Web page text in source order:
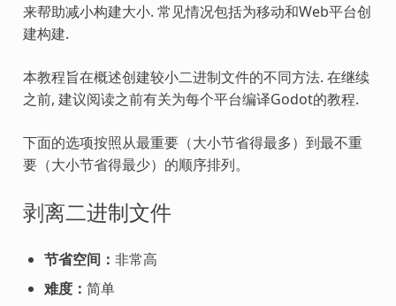
来帮助减小构建大小. 常见情况包括为移动和Web平台创
建构建.
本教程旨在概述创建较小二进制文件的不同方法. 在继续
之前, 建议阅读之前有关为每个平台编译Godot的教程.
下面的选项按照从最重要（大小节省得最多）到最不重
要（大小节省得最少）的顺序排列。
剥离二进制文件
节省空间： 非常高
难度： 简单